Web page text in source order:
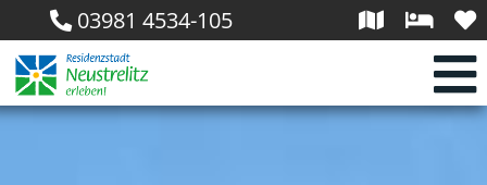
03981 4534-105